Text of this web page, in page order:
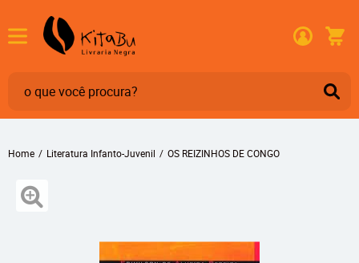
Home Literatura Infanto-Juvenil OS REIZINHOS DE CONGO